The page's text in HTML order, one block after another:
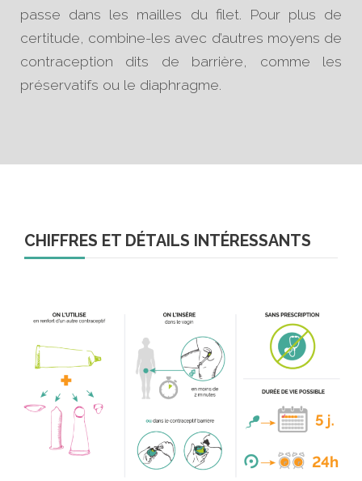
passe dans les mailles du filet. Pour plus de
certitude, combine-les avec d’autres moyens de
contraception dits de barrière, comme les
préservatifs ou le diaphragme.
CHIFFRES ET DÉTAILS INTÉRESSANTS